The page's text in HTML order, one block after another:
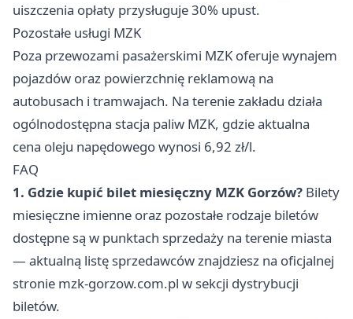
uiszczenia opłaty przysługuje 30% upust.
Pozostałe usługi MZK
Poza przewozami pasażerskimi MZK oferuje wynajem
pojazdów oraz powierzchnię reklamową na
autobusach i tramwajach. Na terenie zakładu działa
ogólnodostępna stacja paliw MZK, gdzie aktualna
cena oleju napędowego wynosi 6,92 zł/l.
FAQ
1. Gdzie kupić bilet miesięczny MZK Gorzów? Bilety
miesięczne imienne oraz pozostałe rodzaje biletów
dostępne są w punktach sprzedaży na terenie miasta
— aktualną listę sprzedawców znajdziesz na oficjalnej
stronie mzk-gorzow.com.pl w sekcji dystrybucji
biletów.